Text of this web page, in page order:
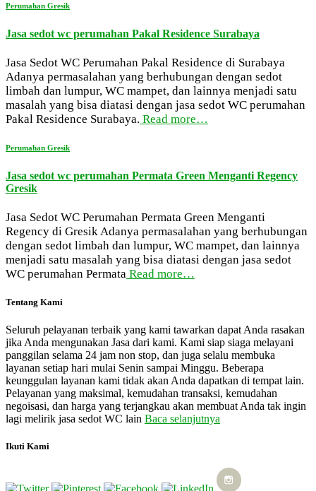
Perumahan Gresik
Jasa sedot wc perumahan Pakal Residence Surabaya
Jasa Sedot WC Perumahan Pakal Residence di Surabaya
Adanya permasalahan yang berhubungan dengan sedot
limbah dan lumpur, WC mampet, dan lainnya menjadi satu
masalah yang bisa diatasi dengan jasa sedot WC perumahan
Pakal Residence Surabaya. Read more…
Perumahan Gresik
Jasa sedot wc perumahan Permata Green Menganti Regency
Gresik
Jasa Sedot WC Perumahan Permata Green Menganti
Regency di Gresik Adanya permasalahan yang berhubungan
dengan sedot limbah dan lumpur, WC mampet, dan lainnya
menjadi satu masalah yang bisa diatasi dengan jasa sedot
WC perumahan Permata Read more…
Tentang Kami
Seluruh pelayanan terbaik yang kami tawarkan dapat Anda rasakan
jika Anda mengunakan Jasa dari kami. Kami siap siaga melayani
panggilan selama 24 jam non stop, dan juga selalu membuka
layanan setiap hari mulai Senin sampai Minggu. Beberapa
keunggulan layanan kami tidak akan Anda dapatkan di tempat lain.
Pelayanan yang maksimal, kemudahan transaksi, kemudahan
negoisasi, dan harga yang terjangkau akan membuat Anda tak ingin
lagi melirik jasa sedot WC lain Baca selanjutnya
Ikuti Kami